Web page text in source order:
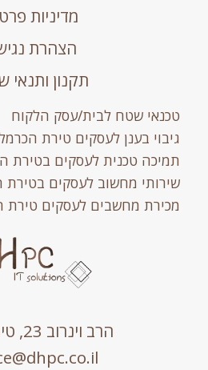
מדיניות
הצהרת
תקנון ותנאי
טכנאי שטח לבית/עסק הלקוח
גיבוי בענן לעסקים טירת הכרמל
תמיכה טכנית לעסקים בטירת
שירותי מחשוב לעסקים בטירת
מכירת מחשבים לעסקים טירת
הרב וינרוב 23, טירת כרמל